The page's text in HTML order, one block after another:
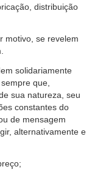
distribuição
motivo, se revelem
solidariamente
que,
sua natureza, seu
constantes do
de mensagem
alternativamente e